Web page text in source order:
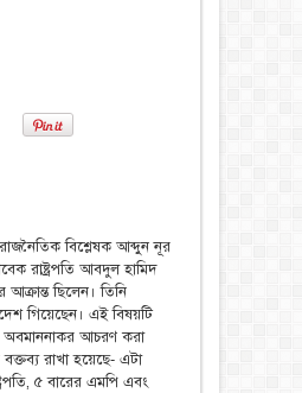
রাজনৈতিক বিশ্লেষক আব্দুন নূর
রাষ্ট্রপতি আবদুল হামিদ
ছিলেন। তিনি
গিয়েছেন। এই বিষয়টি
অবমাননাকর আচরণ করা
রাখা হয়েছে- এটা
৫ বারের এমপি এবং